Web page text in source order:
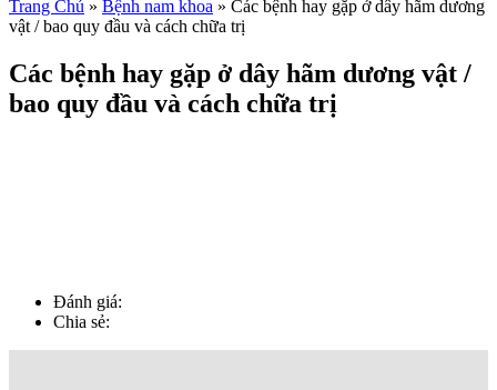
Trang Chủ » Bệnh nam khoa » Các bệnh hay gặp ở dây hãm dương
vật / bao quy đầu và cách chữa trị
Các bệnh hay gặp ở dây hãm dương vật /
bao quy đầu và cách chữa trị
Đánh giá:
Chia sẻ: